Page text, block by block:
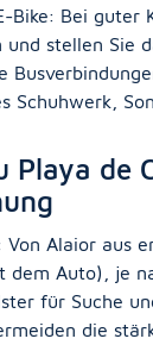
Bike: Bei guter
und stellen Sie
Schuhwerk,
Playa de
Von Alaior aus
dem Auto), je
für Suche
die